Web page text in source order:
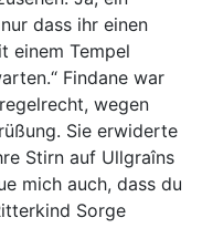
dass ihr einen
einem Tempel
Findane war
wegen
Sie erwiderte
Stirn auf Ullgraîns
mich auch, dass du
Sorge